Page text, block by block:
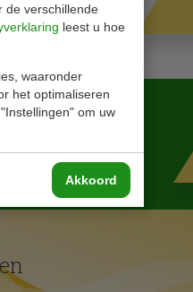
de verschillende
leest u hoe
waaronder
het optimaliseren
om uw
Akkoord